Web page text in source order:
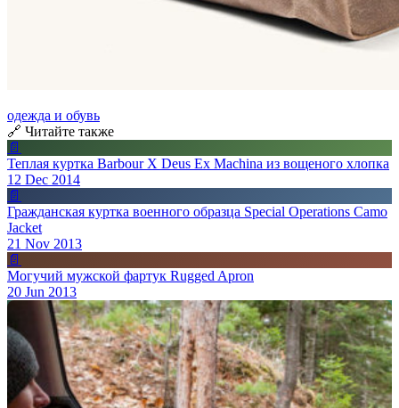
одежда и обувь
🔗 Читайте также
📄
Теплая куртка Barbour X Deus Ex Machina из вощеного хлопка
12 Dec 2014
📄
Гражданская куртка военного образца Special Operations Camo
Jacket
21 Nov 2013
📄
Могучий мужской фартук Rugged Apron
20 Jun 2013